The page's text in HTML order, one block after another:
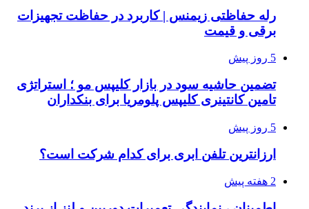
رله حفاظتی زیمنس | کاربرد در حفاظت تجهیزات
برقی و قیمت
5 روز پیش
تضمین حاشیه سود در بازار کلیپس مو ؛ استراتژی
تامین کانتینری کلیپس پلومریا برای بنکداران
5 روز پیش
ارزانترین تلفن ابری برای کدام شرکت است؟
2 هفته پیش